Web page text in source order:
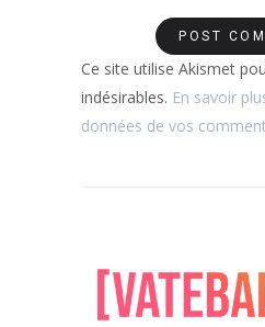
Ce site utilise Akismet
indésirables. En savoir
données de vos